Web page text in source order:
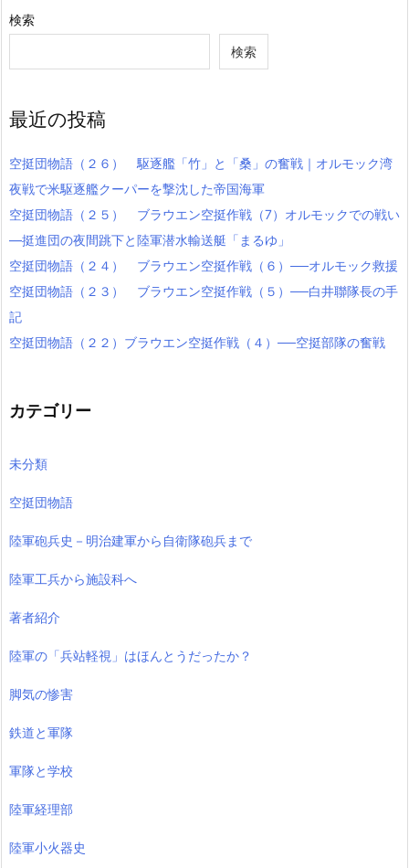
検索
検索
最近の投稿
空挺団物語（２６） 駆逐艦「竹」と「桑」の奮戦｜オルモック湾
夜戦で米駆逐艦クーパーを撃沈した帝国海軍
空挺団物語（２５） ブラウエン空挺作戦（7）オルモックでの戦い
―挺進団の夜間跳下と陸軍潜水輸送艇「まるゆ」
空挺団物語（２４） ブラウエン空挺作戦（６）──オルモック救援
空挺団物語（２３） ブラウエン空挺作戦（５）──白井聯隊長の手
記
空挺団物語（２２）ブラウエン空挺作戦（４）──空挺部隊の奮戦
カテゴリー
未分類
空挺団物語
陸軍砲兵史－明治建軍から自衛隊砲兵まで
陸軍工兵から施設科へ
著者紹介
陸軍の「兵站軽視」はほんとうだったか？
脚気の惨害
鉄道と軍隊
軍隊と学校
陸軍経理部
陸軍小火器史